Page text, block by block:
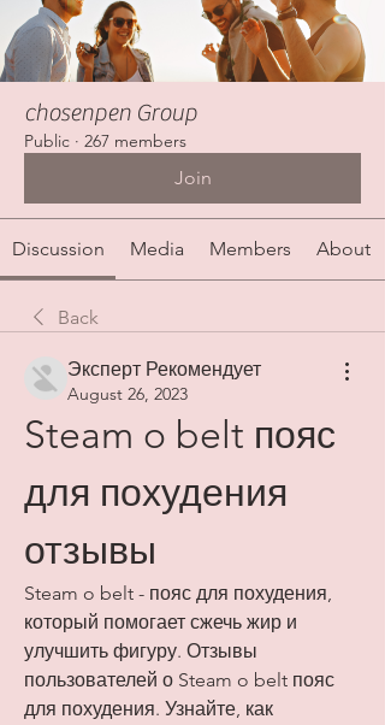
chosenpen Group
Public · 267 members
Join
Discussion Media Members About
Back
Эксперт Рекомендует
August 26, 2023
Steam o belt пояс
для похудения
отзывы
Steam o belt - пояс для похудения,
который помогает сжечь жир и
улучшить фигуру. Отзывы
пользователей о Steam o belt пояс
для похудения. Узнайте, как